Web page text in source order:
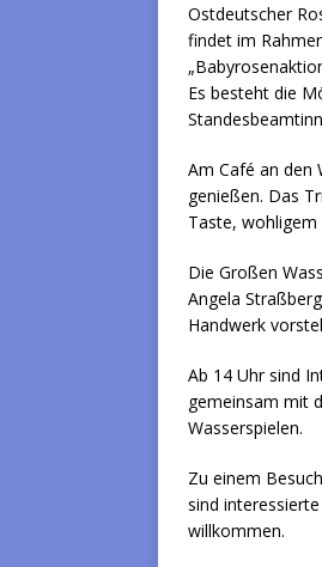
Ostdeutscher
findet im
Es besteht die
Am Café an den
genießen. Das
Taste, wohligem
Die Großen
Angela
Handwerk
Ab 14 Uhr sind
gemeinsam mit
Wasserspielen.
Zu einem
sind
willkommen.